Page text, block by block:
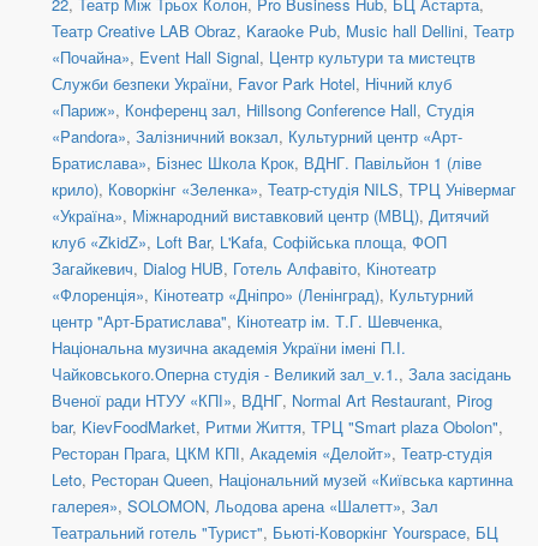
22, Театр Між Трьох Колон, Pro Business Hub, БЦ Астарта,
Театр Creative LAB Obraz, Karaoke Pub, Music hall Dellini, Театр
«Почайна», Event Hall Signal, Центр культури та мистецтв
Служби безпеки України, Favor Park Hotel, Нічний клуб
«Париж», Конференц зал, Hillsong Conference Hall, Студія
«Pandora», Залізничний вокзал, Культурний центр «Арт-
Братислава», Бізнес Школа Крок, ВДНГ. Павільйон 1 (ліве
крило), Коворкінг «Зеленка», Театр-студія NILS, ТРЦ Універмаг
«Україна», Міжнародний виставковий центр (МВЦ), Дитячий
клуб «ZkidZ», Loft Bar, L'Kafa, Софійська площа, ФОП
Загайкевич, Dialog HUB, Готель Алфавіто, Кінотеатр
«Флоренція», Кінотеатр «Дніпро» (Ленінград), Культурний
центр "Арт-Братислава", Кінотеатр ім. Т.Г. Шевченка,
Національна музична академія України імені П.І.
Чайковського.Оперна студія - Великий зал_v.1., Зала засідань
Вченої ради НТУУ «КПІ», ВДНГ, Normal Art Restaurant, Pirog
bar, KievFoodMarket, Ритми Життя, ТРЦ "Smart plaza Obolon",
Ресторан Прага, ЦКМ КПІ, Академія «Делойт», Театр-студія
Leto, Ресторан Queen, Національний музей «Київська картинна
галерея», SOLOMON, Льодова арена «Шалетт», Зал
Театральний готель "Турист", Бьюті-Коворкінг Yourspace, БЦ